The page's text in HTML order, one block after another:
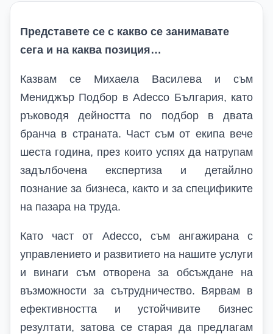
Представете се с какво се занимавате
сега и на каква позиция…
Казвам се Михаела Василева и съм
Мениджър Подбор вAdecco България, като
ръководя дейността по подбор в двата
бранча в страната. Част съм от екипа вече
шеста година, през които успях да натрупам
задълбочена експертиза и детайлно
познание за бизнеса, както и за спецификите
на пазара на труда.
Като част от Adecco, съм ангажирана с
управлението и развитието на нашите услуги
и винаги съм отворена за обсъждане на
възможности за сътрудничество. Вярвам в
ефективността и устойчивите бизнес
резултати, затова се старая да предлагам